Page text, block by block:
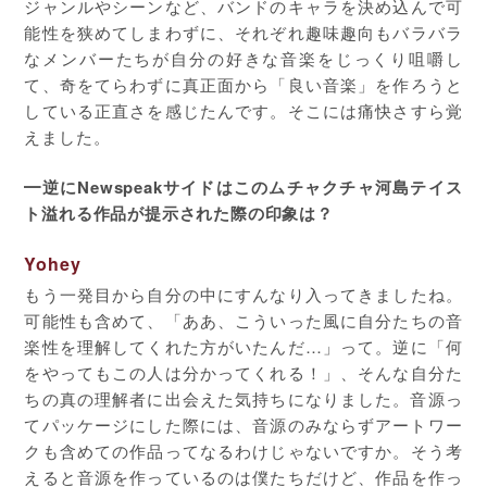
ジャンルやシーンなど、バンドのキャラを決め込んで可
能性を狭めてしまわずに、それぞれ趣味趣向もバラバラ
なメンバーたちが自分の好きな音楽をじっくり咀嚼し
て、奇をてらわずに真正面から「良い音楽」を作ろうと
している正直さを感じたんです。そこには痛快さすら覚
えました。
━逆にNewspeakサイドはこのムチャクチャ河島テイス
ト溢れる作品が提示された際の印象は？
Yohey
もう一発目から自分の中にすんなり入ってきましたね。
可能性も含めて、「ああ、こういった風に自分たちの音
楽性を理解してくれた方がいたんだ…」って。逆に「何
をやってもこの人は分かってくれる！」、そんな自分た
ちの真の理解者に出会えた気持ちになりました。音源っ
てパッケージにした際には、音源のみならずアートワー
クも含めての作品ってなるわけじゃないですか。そう考
えると音源を作っているのは僕たちだけど、作品を作っ